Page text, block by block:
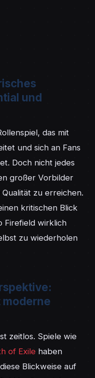
und
das mit
und sich an Fans
Doch nicht jedes
großer Vorbilder
zu erreichen.
kritischen Blick
Firefield wirklich
zu wiederholen
zeitlos. Spiele wie
of Exile haben
Blickweise auf